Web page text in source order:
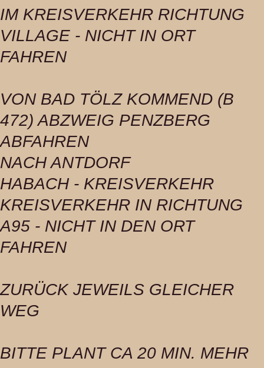
IM KREISVERKEHR RICHTUNG
VILLAGE - NICHT IN ORT
FAHREN
VON BAD TÖLZ KOMMEND (B
472) ABZWEIG PENZBERG
ABFAHREN
NACH ANTDORF
HABACH - KREISVERKEHR
KREISVERKEHR IN RICHTUNG
A95 - NICHT IN DEN ORT
FAHREN
ZURÜCK JEWEILS GLEICHER
WEG
BITTE PLANT CA 20 MIN. MEHR